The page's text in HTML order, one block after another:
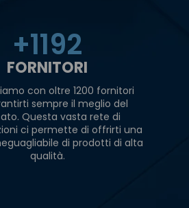
+1200
FORNITORI
con oltre 1200 fornitori
sempre il meglio del
Questa vasta rete di
ci permette di offrirti una
di prodotti di alta
qualità.